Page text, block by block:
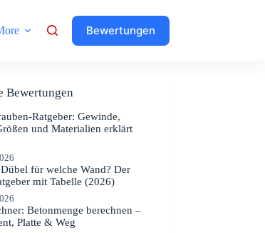
Bewertungen
Bewertungen
Ratgeber: Gewinde,
und Materialien erklärt
für welche Wand? Der
mit Tabelle (2026)
Betonmenge berechnen –
Platte & Weg